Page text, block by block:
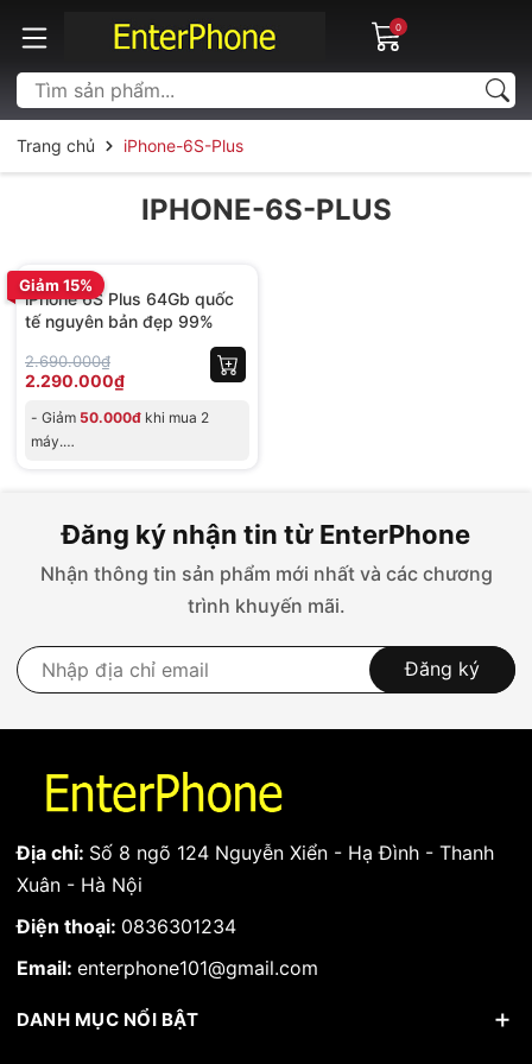
0
Trang chủ iPhone-6S-Plus
IPHONE-6S-PLUS
Giảm 15%
iPhone 6S Plus 64Gb quốc
tế nguyên bản đẹp 99%
2.690.000₫
2.290.000₫
- Giảm 50.000đ khi mua 2
máy.
Đăng ký nhận tin từ EnterPhone
Nhận thông tin sản phẩm mới nhất và các chương
trình khuyến mãi.
Đăng ký
Địa chỉ: Số 8 ngõ 124 Nguyễn Xiển - Hạ Đình - Thanh
Xuân - Hà Nội
Điện thoại: 0836301234
Email: enterphone101@gmail.com
DANH MỤC NỔI BẬT